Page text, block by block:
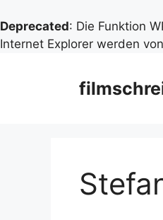
Deprecated: Die Funktion
Internet Explorer werden